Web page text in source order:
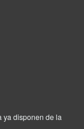
ya disponen de la